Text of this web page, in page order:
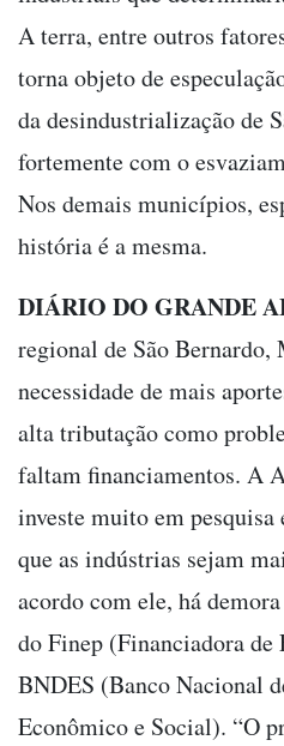
A terra, entre outros
torna objeto de
da desindustrialização de
fortemente com o
Nos demais municípios,
história é a mesma.
DIÁRIO DO GRANDE
regional de São
necessidade de mais
alta tributação como
faltam financiamentos. A
investe muito em
que as indústrias sejam
acordo com ele, há
do Finep (Financiadora de
BNDES (Banco Nacional
Econômico e Social). “O